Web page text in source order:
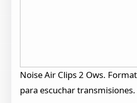
Noise Air Clips 2 Ows.
para escuchar